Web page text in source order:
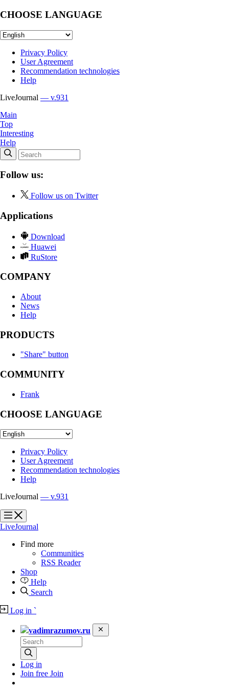
CHOOSE LANGUAGE
Privacy Policy
User Agreement
Recommendation technologies
Help
LiveJournal — v.931
Main
Top
Interesting
Help
Follow us:
Follow us on Twitter
Applications
Download
Huawei
RuStore
COMPANY
About
News
Help
PRODUCTS
"Share" button
COMMUNITY
Frank
CHOOSE LANGUAGE
Privacy Policy
User Agreement
Recommendation technologies
Help
LiveJournal — v.931
?
?
LiveJournal
Find more
Communities
RSS Reader
Shop
Help
Search
Log in `
vadimrazumov.ru
Log in
Join free Join